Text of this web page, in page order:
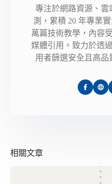
專注於網路資源、雲
測，累積 20 年專業
萬篇技術教學，內容
媒體引用。致力於透
用者篩選安全且高品
相關文章